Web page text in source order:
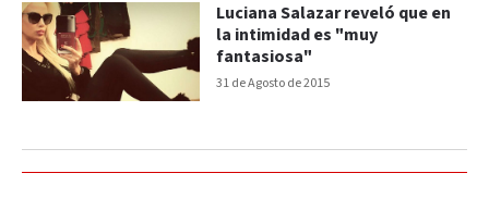
31 de Agosto de 2015
Luciana Salazar reveló que en
la intimidad es "muy
fantasiosa"